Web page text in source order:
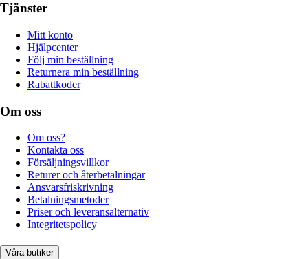
Tjänster
Mitt konto
Hjälpcenter
Följ min beställning
Returnera min beställning
Rabattkoder
Om oss
Om oss?
Kontakta oss
Försäljningsvillkor
Returer och återbetalningar
Ansvarsfriskrivning
Betalningsmetoder
Priser och leveransalternativ
Integritetspolicy
Våra butiker